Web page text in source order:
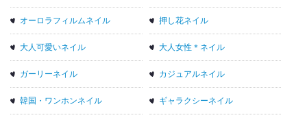
オーロラフィルムネイル 押し花ネイル
大人可愛いネイル 大人女性＊ネイル
ガーリーネイル カジュアルネイル
韓国・ワンホンネイル ギャラクシーネイル